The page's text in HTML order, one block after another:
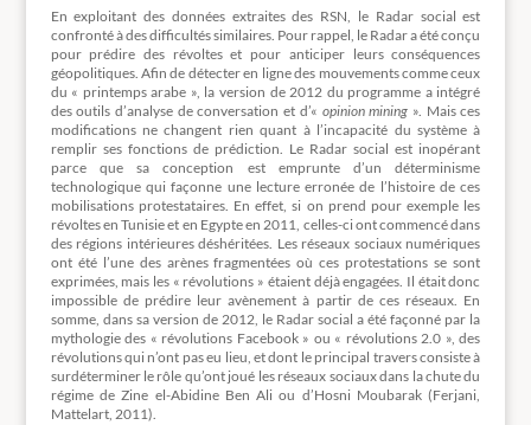
En exploitant des données extraites des RSN, le Radar social est
confronté à des difficultés similaires. Pour rappel, le Radar a été conçu
pour prédire des révoltes et pour anticiper leurs conséquences
géopolitiques. Afin de détecter en ligne des mouvements comme ceux
du « printemps arabe », la version de 2012 du programme a intégré
des outils d’analyse de conversation et d’« opinion mining ». Mais ces
modifications ne changent rien quant à l’incapacité du système à
remplir ses fonctions de prédiction. Le Radar social est inopérant
parce que sa conception est emprunte d’un déterminisme
technologique qui façonne une lecture erronée de l’histoire de ces
mobilisations protestataires. En effet, si on prend pour exemple les
révoltes en Tunisie et en Egypte en 2011, celles-ci ont commencé dans
des régions intérieures déshéritées. Les réseaux sociaux numériques
ont été l’une des arènes fragmentées où ces protestations se sont
exprimées, mais les « révolutions » étaient déjà engagées. Il était donc
impossible de prédire leur avènement à partir de ces réseaux. En
somme, dans sa version de 2012, le Radar social a été façonné par la
mythologie des « révolutions Facebook » ou « révolutions 2.0 », des
révolutions qui n’ont pas eu lieu, et dont le principal travers consiste à
surdéterminer le rôle qu’ont joué les réseaux sociaux dans la chute du
régime de Zine el-Abidine Ben Ali ou d’Hosni Moubarak (Ferjani,
Mattelart, 2011).